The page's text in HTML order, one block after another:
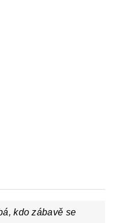
kdo zábavě se